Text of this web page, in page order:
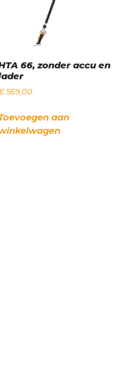
66, zonder accu en
569,00
aan